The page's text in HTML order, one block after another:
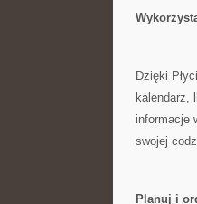
Dzięki​
kalendarz,
informacje​
swojej
Planuj i